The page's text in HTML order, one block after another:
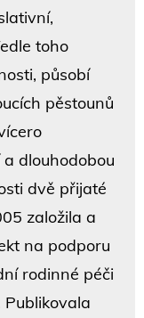
toho
působí
pěstounů
dlouhodobou
dvě přijaté
založila a
na podporu
rodinné péči